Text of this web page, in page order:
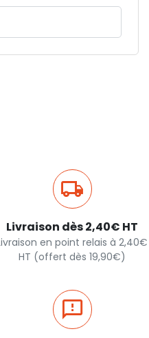
Livraison dès 2,40€ HT
en point relais à 2,40€
HT (offert dès 19,90€)